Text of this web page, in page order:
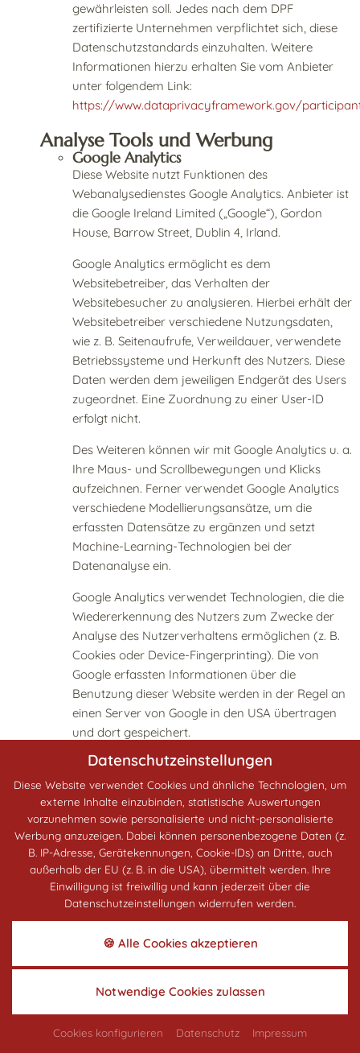
Datenschutzeinstellungen
Diese Website verwendet Cookies und ähnliche Technologien, um
externe Inhalte einzubinden, statistische Auswertungen
vorzunehmen sowie personalisierte und nicht-personalisierte
Werbung anzuzeigen. Dabei können personenbezogene Daten (z.
B. IP-Adresse, Gerätekennungen, Cookie-IDs) an Dritte, auch
außerhalb der EU (z. B. in die USA), übermittelt werden. Ihre
Einwilligung ist freiwillig und kann jederzeit über die
Datenschutzeinstellungen widerrufen werden.
🍪 Alle Cookies akzeptieren
Notwendige Cookies zulassen
Cookies konfigurieren Datenschutz Impressum
gewährleisten soll. Jedes nach dem DPF
zertifizierte Unternehmen verpflichtet sich, diese
Datenschutzstandards einzuhalten. Weitere
Informationen hierzu erhalten Sie vom Anbieter
unter folgendem Link:
https://www.dataprivacyframework.gov/
Analyse Tools und Werbung
Google Analytics
Diese Website nutzt Funktionen des
Webanalysedienstes Google Analytics. Anbieter ist
die Google Ireland Limited („Google“), Gordon
House, Barrow Street, Dublin 4, Irland.
Google Analytics ermöglicht es dem
Websitebetreiber, das Verhalten der
Websitebesucher zu analysieren. Hierbei erhält der
Websitebetreiber verschiedene Nutzungsdaten,
wie z. B. Seitenaufrufe, Verweildauer, verwendete
Betriebssysteme und Herkunft des Nutzers. Diese
Daten werden dem jeweiligen Endgerät des Users
zugeordnet. Eine Zuordnung zu einer User-ID
erfolgt nicht.
Des Weiteren können wir mit Google Analytics u. a.
Ihre Maus- und Scrollbewegungen und Klicks
aufzeichnen. Ferner verwendet Google Analytics
verschiedene Modellierungsansätze, um die
erfassten Datensätze zu ergänzen und setzt
Machine-Learning-Technologien bei der
Datenanalyse ein.
Google Analytics verwendet Technologien, die die
Wiedererkennung des Nutzers zum Zwecke der
Analyse des Nutzerverhaltens ermöglichen (z. B.
Cookies oder Device-Fingerprinting). Die von
Google erfassten Informationen über die
Benutzung dieser Website werden in der Regel an
einen Server von Google in den USA übertragen
und dort gespeichert.
Die Nutzung dieses Dienstes erfolgt auf Grundlage
Ihrer Einwilligung nach Art. 6 Abs. 1 lit. a DSGVO
und § 25 Abs. 1 TDDDG. Die Einwilligung ist
jederzeit widerrufbar.
Die Datenübertragung in die USA wird auf die
Standardvertragsklauseln der EU-Kommission
gestützt. Details finden Sie hier:
https://privacy.google.com/businesses/
Das Unternehmen verfügt über eine Zertifizierung
der Europäischen Union und den USA, der die
Einhaltung europäischer Datenschutzstandards
bei Datenverarbeitungen in den USA